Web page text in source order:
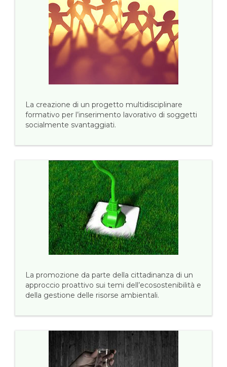
La creazione di un progetto multidisciplinare
formativo per l’inserimento lavorativo di soggetti
socialmente svantaggiati.
La promozione da parte della cittadinanza di un
approccio proattivo sui temi dell’ecosostenibilità e
della gestione delle risorse ambientali.